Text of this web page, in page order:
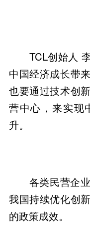
TCL创始人
中国经济成长带
也要通过技术创
营中心，来实现
升。
各类民营企
我国持续优化创
的政策成效。